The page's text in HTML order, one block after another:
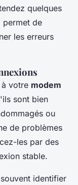
quelques
permet de
les erreurs
à votre modem
sont bien
ou
de problèmes
les par des
stable.
identifier